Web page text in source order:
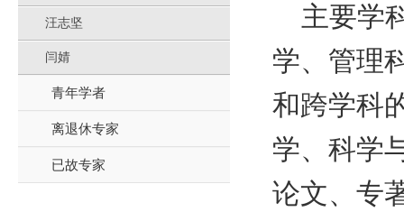
汪志坚
闫婧
青年学者
离退休专家
已故专家
主要学
学、管理
和跨学科
学、科学
论文、专